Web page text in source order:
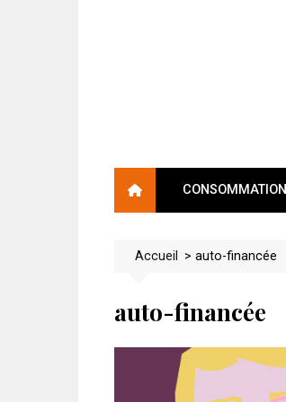
CONSOMMATION
Accueil >auto-financée
auto-financée